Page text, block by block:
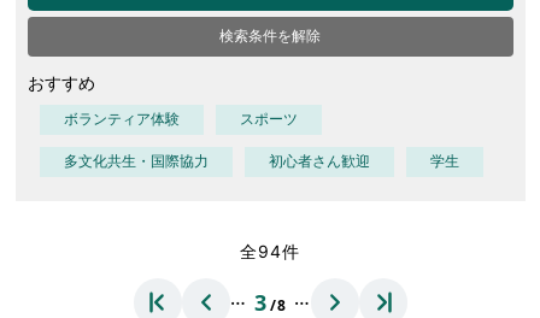
検索条件を解除
おすすめ
ボランティア体験 スポーツ
多文化共生・国際協力 初心者さん歓迎 学生
全94件
… 3/8 …